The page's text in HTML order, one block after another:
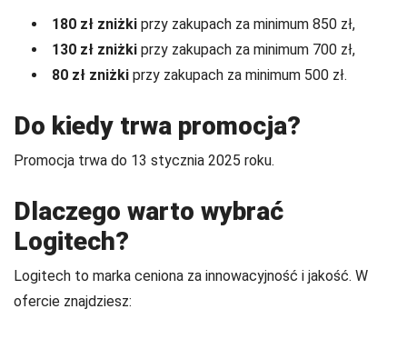
180 zł zniżki przy zakupach za minimum 850 zł,
130 zł zniżki przy zakupach za minimum 700 zł,
80 zł zniżki przy zakupach za minimum 500 zł.
Do kiedy trwa promocja?
Promocja trwa do 13 stycznia 2025 roku.
Dlaczego warto wybrać
Logitech?
Logitech to marka ceniona za innowacyjność i jakość. W
ofercie znajdziesz: